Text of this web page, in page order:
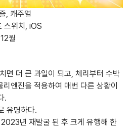
, 캐주얼
스위치 , iOS
월
면 더 큰 과일이 되고, 체리부터 수박
엔진을 적용하여 매번 다른 상황이
.
유명하다.
년 재발굴 된 후 크게 유행해 한